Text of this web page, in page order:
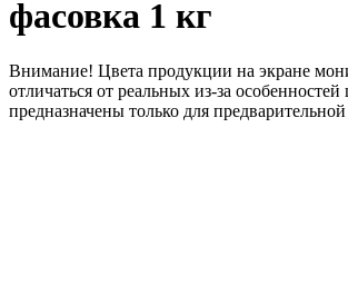
фасовка 1 кг
Внимание! Цвета продукции на экране
отличаться от реальных из-за особенностей
предназначены только для